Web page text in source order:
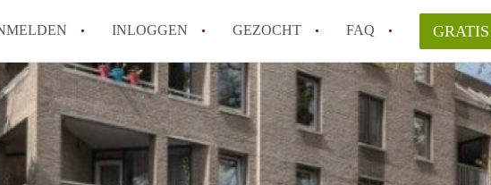
INLOGGEN GEZOCHT FAQ
How to translate AppartementMaastricht!
Wat is AppartementMaastricht?
Hoeveel kost het om te reageren op een Appartement in